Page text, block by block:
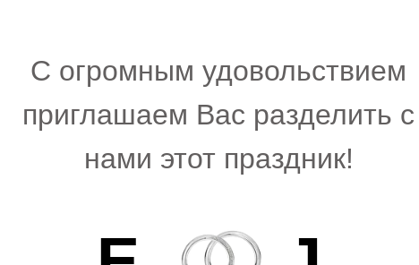
С огромным удовольствием
приглашаем Вас разделить с
нами этот праздник!